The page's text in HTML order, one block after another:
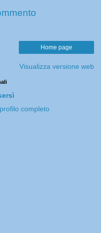
Home page
Visualizza versione web
completo